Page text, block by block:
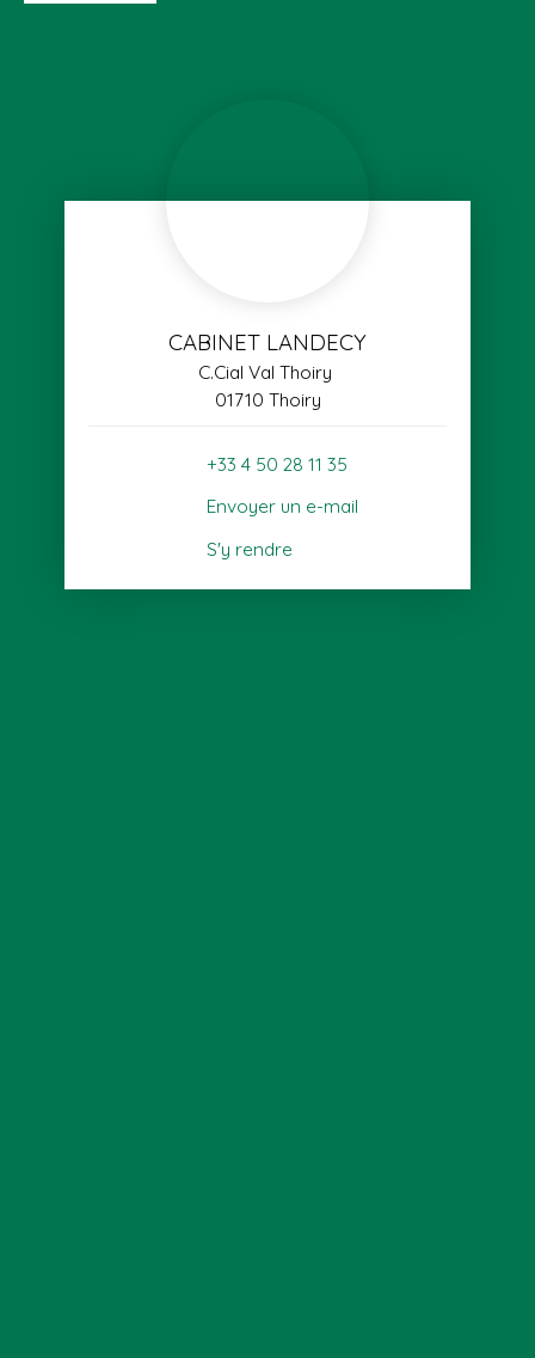
CABINET LANDECY
C.Cial Val Thoiry
01710 Thoiry
+33 4 50 28 11 35
Envoyer un e-mail
S'y rendre